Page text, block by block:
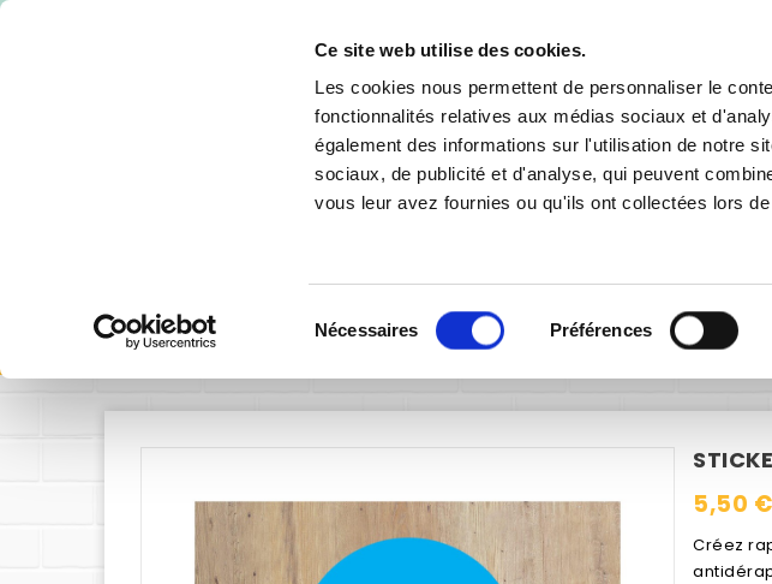
Ce site web utilise des cookies.
Les cookies nous permettent de personnaliser le
fonctionnalités relatives aux médias sociaux et
également des informations sur l'utilisation de notre
sociaux, de publicité et d'analyse, qui peuvent
vous leur avez fournies ou qu'ils ont collectées lors
Nécessaires Préférences
-10% de remise
Signalétique intérieure Protection & Santé
5,50
Créez